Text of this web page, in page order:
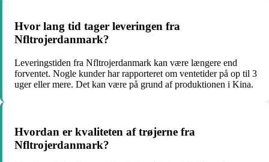
Hvor lang tid tager leveringen fra
Nfltrojerdanmark?
Leveringstiden fra Nfltrojerdanmark kan være længere end
forventet. Nogle kunder har rapporteret om ventetider på op til 3
uger eller mere. Det kan være på grund af produktionen i Kina.
Hvordan er kvaliteten af trøjerne fra
Nfltrojerdanmark?